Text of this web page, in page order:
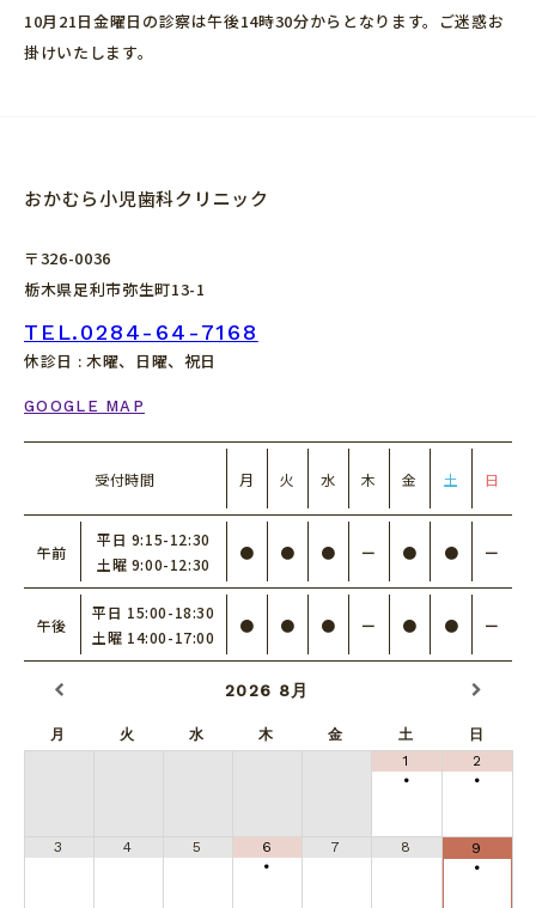
10月21日金曜日の診察は午後14時30分からとなります。ご迷惑お
掛けいたします。
おかむら小児歯科クリニック
〒326-0036
栃木県足利市弥生町13-1
TEL.0284-64-7168
休診日 : 木曜、日曜、祝日
GOOGLE MAP
受付時間 月 火 水 木 金 土 日
午前
平日 9:15-12:30
土曜 9:00-12:30
● ● ● ー ● ● ー
午後
平日 15:00-18:30
土曜 14:00-17:00
● ● ● ー ● ● ー
2026 8月
月 火 水 木 金 土
日
1
•
2
•
3 4 5
6
•
7 8
9
•